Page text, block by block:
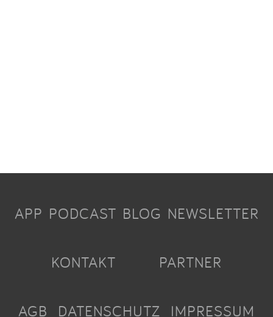
APP PODCAST BLOG NEWSLETTER
KONTAKT PARTNER
AGB DATENSCHUTZ IMPRESSUM